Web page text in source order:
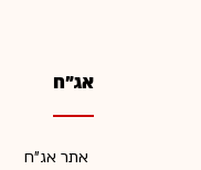
אג"ח
אתר אג"ח